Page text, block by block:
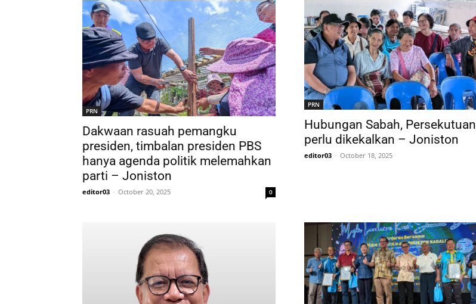
PRN
Dakwaan rasuah pemangku
presiden, timbalan presiden PBS
hanya agenda politik melemahkan
parti – Joniston
editor03 - October 20, 2025 0
PRN
Hubungan Sabah, Persekutuan
perlu dikekalkan – Joniston
editor03 - October 18, 2025